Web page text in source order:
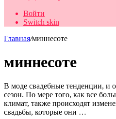
Войти
Switch skin
Главная/миннесоте
миннесоте
В моде свадебные тенденции, и
сезон. По мере того, как все
климат, также происходят
свадьбы, которые они …